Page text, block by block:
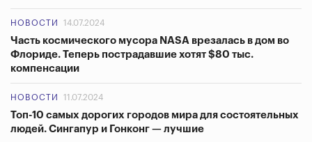
НОВОСТИ 14.07.2024
Часть космического мусора NASA врезалась в дом во
Флориде. Теперь пострадавшие хотят $80 тыс.
компенсации
НОВОСТИ 11.07.2024
Топ-10 самых дорогих городов мира для состоятельных
людей. Сингапур и Гонконг — лучшие